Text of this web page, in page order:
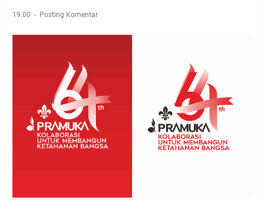
19.00 Posting Komentar